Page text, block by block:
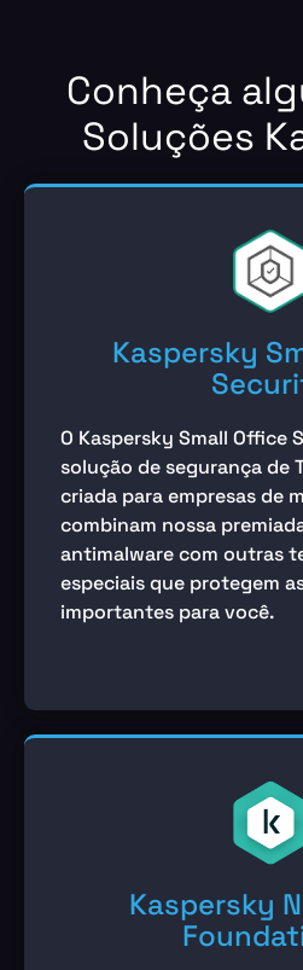
Conheça
Soluções
Kaspersky
O Kaspersky Small Office
solução de segurança de
criada para empresas de
combinam nossa
antimalware com outras
especiais que protegem
importantes para você.
Kaspersky